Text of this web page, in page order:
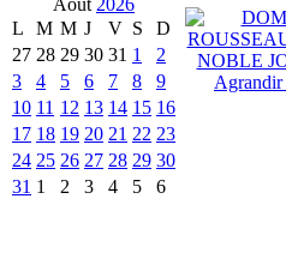
L
M M J V S
D
27 28 29 30 31 1
2
3
4 5 6 7 8
9
10 11 12 13 14 15 16
17 18 19 20 21 22 23
24 25 26 27 28 29 30
31 1 2 3 4 5 6
Agrandir